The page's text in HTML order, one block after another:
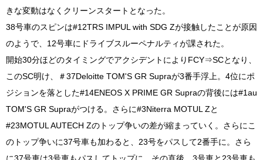
きな変動はなくクリーンスタートとなった。
38号車のスピンは#12TRS IMPUL with SDG Zが接触したことが原因
のようで、12号車にドライブスルーペナルティが課された。
開始30分ほどのタイミングでアクシデントによりFCY⇒SCとなり、
このSC明け、＃37Deloitte TOM'S GR Supraが3番手浮上。4位にポ
ジションを落とした#14ENEOS X PRIME GR Supraの背後には#1au
TOM'S GR Supraがつける。さらに#3Niterra MOTUL Zと
#23MOTUL AUTECH Zのトップ争いの差が縮まっていく。さらにこ
のトップ争いに37号車も加わると、23号をパスして2番手に。さら